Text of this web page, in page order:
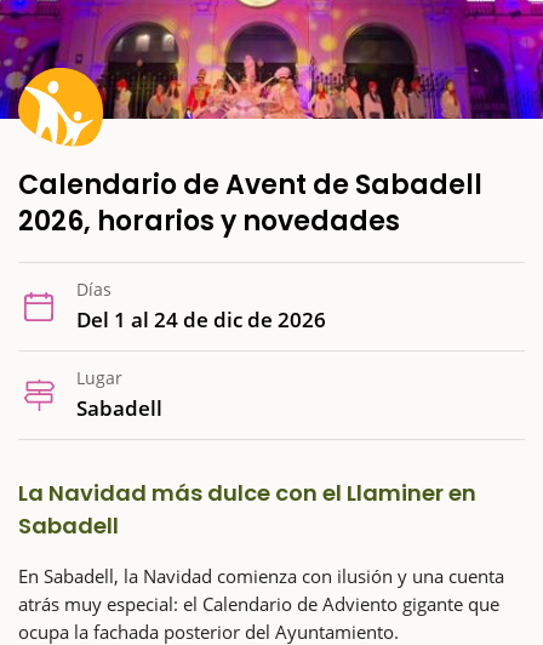
Calendario de Avent de Sabadell
2026, horarios y novedades
Días
Del 1 al 24 de dic de 2026
Lugar
Sabadell
La Navidad más dulce con el Llaminer en
Sabadell
En Sabadell, la Navidad comienza con ilusión y una cuenta
atrás muy especial: el Calendario de Adviento gigante que
ocupa la fachada posterior del Ayuntamiento.